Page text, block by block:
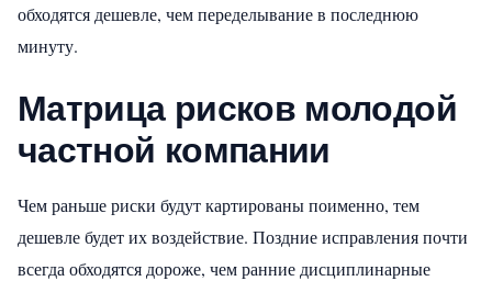
обходятся дешевле, чем переделывание в последнюю
минуту.
Матрица рисков молодой
частной компании
Чем раньше риски будут картированы поименно, тем
дешевле будет их воздействие. Поздние исправления почти
всегда обходятся дороже, чем ранние дисциплинарные